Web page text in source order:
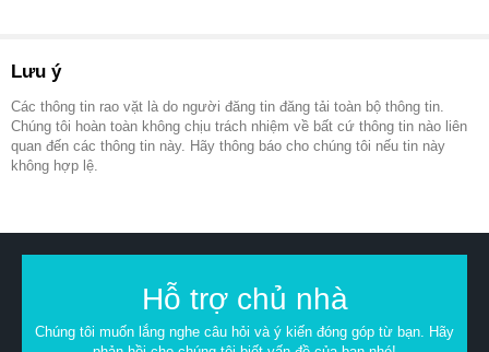
Lưu ý
Các thông tin rao vặt là do người đăng tin đăng tải toàn bộ thông tin.
Chúng tôi hoàn toàn không chịu trách nhiệm về bất cứ thông tin nào liên
quan đến các thông tin này. Hãy thông báo cho chúng tôi nếu tin này
không hợp lệ.
Hỗ trợ chủ nhà
Chúng tôi muốn lắng nghe câu hỏi và ý kiến đóng góp từ bạn. Hãy